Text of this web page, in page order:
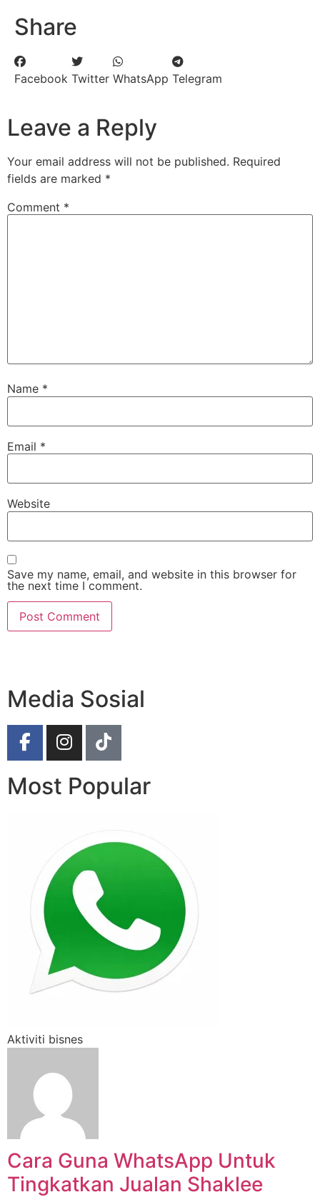
Share
Facebook Twitter WhatsApp Telegram
Leave a Reply
Your email address will not be published. Required
fields are marked *
Comment *
Name *
Email *
Website
Save my name, email, and website in this browser for
the next time I comment.
Media Sosial
Most Popular
Aktiviti bisnes
Cara Guna WhatsApp Untuk
Tingkatkan Jualan Shaklee